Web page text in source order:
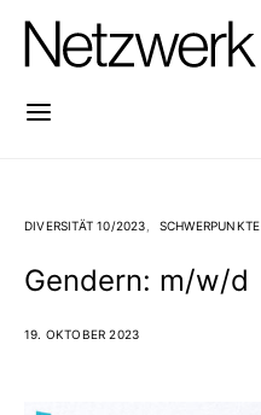
DIVERSITÄT 10/2023 SCHWERPUNKTE
Gendern: m/w/d
19. OKTOBER 2023